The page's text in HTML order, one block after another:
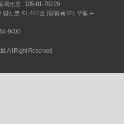
록번호 : 105-81-78229
산로 43, 407호 (양평동3가, 우림 e-
9400
All Right Reserved